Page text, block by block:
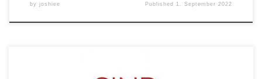
by joshiee Published 1. September 2022